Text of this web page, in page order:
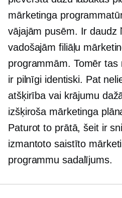
mārketinga
vājajām pusēm. Ir daudz
vadošajām filiāļu
programmām. Tomēr
ir pilnīgi identiski. Pat
atšķirība vai krājumu
izšķiroša mārketinga
Paturot to prātā, šeit ir
izmantoto saistīto
programmu sadalījums.